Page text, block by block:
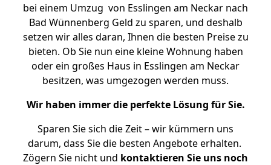
bei einem Umzug von Esslingen am Neckar nach
Bad Wünnenberg Geld zu sparen, und deshalb
setzen wir alles daran, Ihnen die besten Preise zu
bieten. Ob Sie nun eine kleine Wohnung haben
oder ein großes Haus in Esslingen am Neckar
besitzen, was umgezogen werden muss.
Wir haben immer die perfekte Lösung für Sie.
Sparen Sie sich die Zeit – wir kümmern uns
darum, dass Sie die besten Angebote erhalten.
Zögern Sie nicht und kontaktieren Sie uns noch